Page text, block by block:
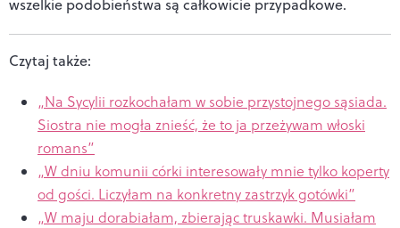
wszelkie podobieństwa są całkowicie przypadkowe.
Czytaj także:
„Na Sycylii rozkochałam w sobie przystojnego sąsiada.
Siostra nie mogła znieść, że to ja przeżywam włoski
romans”
„W dniu komunii córki interesowały mnie tylko koperty
od gości. Liczyłam na konkretny zastrzyk gotówki”
„W maju dorabiałam, zbierając truskawki. Musiałam